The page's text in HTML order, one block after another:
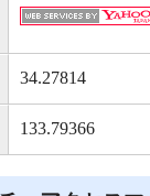
34.27814
133.79366